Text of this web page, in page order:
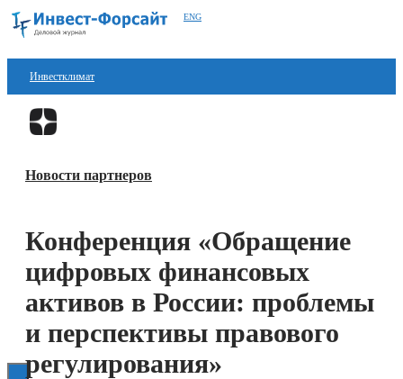
ENG
Инвестклимат
Финансы
Блокчейн
Технологии
Книги
Новости партнеров
Конференция «Обращение
цифровых финансовых
активов в России: проблемы
и перспективы правового
регулирования»